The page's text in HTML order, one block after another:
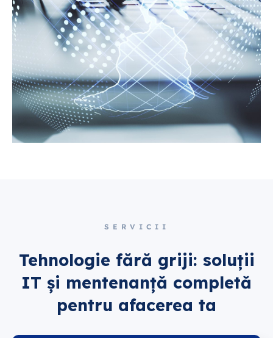
SERVICII
Tehnologie fără griji: soluții
IT și mentenanță completă
pentru afacerea ta